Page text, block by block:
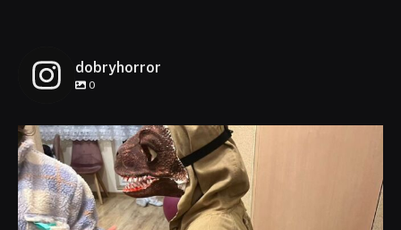
dobryhorror
0
dobryhorror
Lis 1